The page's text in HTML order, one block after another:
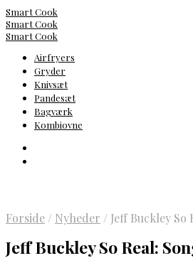
Smart Cook
Smart Cook
Smart Cook
Airfryers
Gryder
Knivsæt
Pandesæt
Bagværk
Kombiovne
Forside / Nyheder / Jeff Buckley So
Jeff Buckley So Real: